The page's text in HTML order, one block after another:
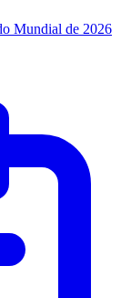
Mundial de 2026